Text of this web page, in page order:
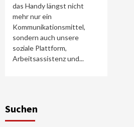
das Handy längst nicht
mehr nur ein
Kommunikationsmittel,
sondern auch unsere
soziale Plattform,
Arbeitsassistenz und...
Suchen